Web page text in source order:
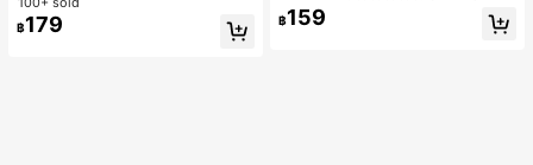
฿179
กุด, เสื้อลำลองสีดำสำหรับฤดูร้อน
฿159